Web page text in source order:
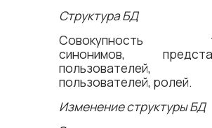
Структура БД
Совокупность
синонимов,
пользователей,
пользователей, ролей.
Изменение структуры БД